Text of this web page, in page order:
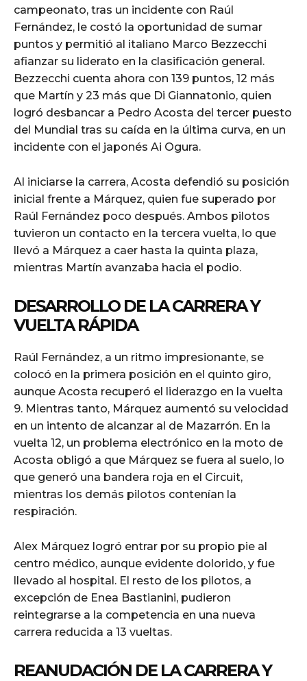
campeonato, tras un incidente con Raúl
Fernández, le costó la oportunidad de sumar
puntos y permitió al italiano Marco Bezzecchi
afianzar su liderato en la clasificación general.
Bezzecchi cuenta ahora con 139 puntos, 12 más
que Martín y 23 más que Di Giannatonio, quien
logró desbancar a Pedro Acosta del tercer puesto
del Mundial tras su caída en la última curva, en un
incidente con el japonés Ai Ogura.
Al iniciarse la carrera, Acosta defendió su posición
inicial frente a Márquez, quien fue superado por
Raúl Fernández poco después. Ambos pilotos
tuvieron un contacto en la tercera vuelta, lo que
llevó a Márquez a caer hasta la quinta plaza,
mientras Martín avanzaba hacia el podio.
DESARROLLO DE LA CARRERA Y
VUELTA RÁPIDA
Raúl Fernández, a un ritmo impresionante, se
colocó en la primera posición en el quinto giro,
aunque Acosta recuperó el liderazgo en la vuelta
9. Mientras tanto, Márquez aumentó su velocidad
en un intento de alcanzar al de Mazarrón. En la
vuelta 12, un problema electrónico en la moto de
Acosta obligó a que Márquez se fuera al suelo, lo
que generó una bandera roja en el Circuit,
mientras los demás pilotos contenían la
respiración.
Alex Márquez logró entrar por su propio pie al
centro médico, aunque evidente dolorido, y fue
llevado al hospital. El resto de los pilotos, a
excepción de Enea Bastianini, pudieron
reintegrarse a la competencia en una nueva
carrera reducida a 13 vueltas.
REANUDACIÓN DE LA CARRERA Y